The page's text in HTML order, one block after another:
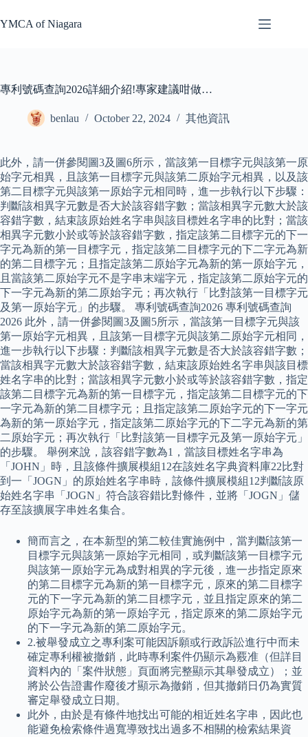
to
content
YMCA of Niagara
專利號碼查詢2026詳細介紹!專家建議咁做…
benlau October 22, 2024 其他資訊
此外，請一併參閱圖3及圖6所示，當該第一目標字元與該第一原
始字元相異，且該第一目標字元與該第二原始字元相異，以及該
第二目標字元與該第一原始字元相同時，進一步執行以下步驟：
判斷該相異字元數是否大於該容錯字數；當該相異字元數大於該
容錯字數，結束該原始姓名字串與該目標姓名字串的比對；當該
相異字元數小於或等於該容錯字數，指定該第二目標字元的下一
字元為新的第一目標字元，指定該第二目標字元的下二字元為新
的第二目標字元；且指定該第二原始字元為新的第一原始字元，
且當該第二原始字元不是字串末端字元，指定該第二原始字元的
下一字元為新的第二原始字元；再次執行「比對該第一目標字元
及第一原始字元」的步驟。 專利號碼查詢2026 專利號碼查詢
2026 此外，請一併參閱圖3及圖5所示，當該第一目標字元與該
第一原始字元相異，且該第一目標字元與該第二原始字元相同，
進一步執行以下步驟：判斷該相異字元數是否大於該容錯字數；
當該相異字元數大於該容錯字數，結束該原始姓名字串與該目標
姓名字串的比對；當該相異字元數小於或等於該容錯字數，指定
該第二目標字元為新的第一目標字元，指定該第二目標字元的下
一字元為新的第二目標字元；且指定該第二原始字元的下一字元
為新的第一原始字元，指定該第二原始字元的下二字元為新的第
二原始字元；再次執行「比對該第一目標字元及第一原始字元」
的步驟。 舉例來說，該容錯字數為1，當該目標姓名字串為
「JOHN」時，且該條件擴展模組12在該姓名字典資料庫22比對
到一「JOGN」的原始姓名字串時，該條件擴展模組12判斷該原
始姓名字串「JOGN」符合該容錯比對條件，並將「JOGN」儲
存至該擴展字串姓名集合。
簡而言之，在本新型的第二較佳實施例中，當判斷該第一
目標字元與該第一原始字元相同，或判斷該第一目標字元
與該第一原始字元為成對相異的字元後，進一步指定原來
的第二目標字元為新的第一目標字元，原來的第二目標字
元的下一字元為新的第二目標字元，並且指定原來的第二
原始字元為新的第一原始字元，指定原來的第二原始字元
的下一字元為新的第二原始字元。
2.被舉發成立之專利案可能因訴願或行政訴訟進行中而未
確定專利權被撤銷，此時專利案件仍顯示為覈准（但詳目
資料內的「案件狀態」頁面將完整顯示其舉發成立）；並
將於公告證書作廢後才顯示為撤銷，但其撤銷日仍為實質
審定舉發成立日期。
此外，由於是有條件地找出可能的相近姓名字串，因此也
能避免檢索條件過寬導致找出過多不相關的檢索結果資